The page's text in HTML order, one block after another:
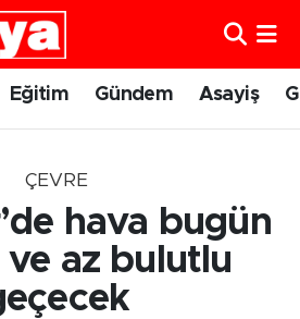
Eğitim Gündem Asayiş
ÇEVRE
hava bugün
ve az bulutlu
Eczaneler
Vakitleri
Yoğunluk Haritası
Durumu ve Fikstür